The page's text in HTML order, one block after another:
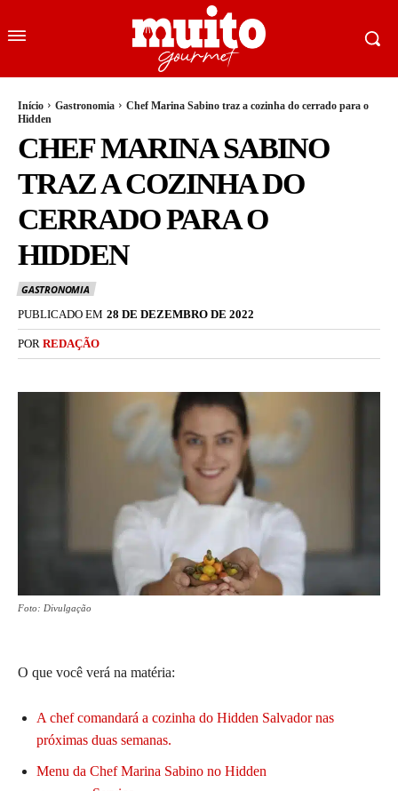
Início Gastronomia
Chef Marina Sabino traz a cozinha do cerrado para o
Hidden
CHEF MARINA SABINO
TRAZ A COZINHA DO
CERRADO PARA O
HIDDEN
GASTRONOMIA
PUBLICADO EM 28 DE DEZEMBRO DE 2022
POR REDAÇÃO
Foto: Divulgação
O que você verá na matéria:
A chef comandará a cozinha do Hidden Salvador nas
próximas duas semanas.
Menu da Chef Marina Sabino no Hidden